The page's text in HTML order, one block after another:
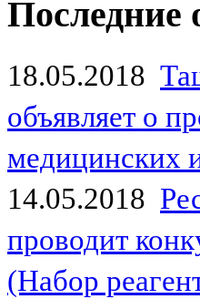
Последние
18.05.2018
объявляет о
медицинских
14.05.2018
проводит
(Набор